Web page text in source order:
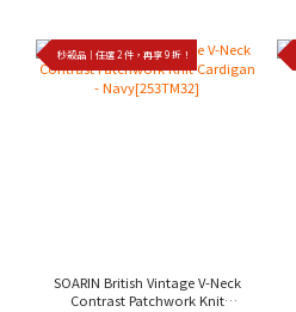
秒殺品｜任選 2 件，再享 9 折！
SOARIN British Vintage V-Neck
Contrast Patchwork Knit